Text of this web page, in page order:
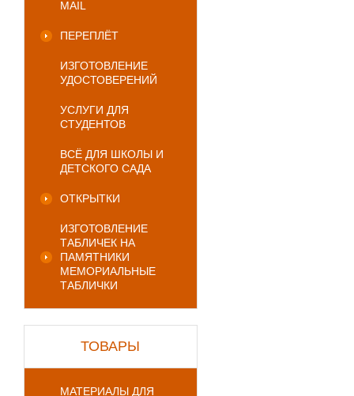
MAIL
ПЕРЕПЛЁТ
ИЗГОТОВЛЕНИЕ
УДОСТОВЕРЕНИЙ
УСЛУГИ ДЛЯ
СТУДЕНТОВ
ВСЁ ДЛЯ ШКОЛЫ И
ДЕТСКОГО САДА
ОТКРЫТКИ
ИЗГОТОВЛЕНИЕ
ТАБЛИЧЕК НА
ПАМЯТНИКИ
МЕМОРИАЛЬНЫЕ
ТАБЛИЧКИ
ТОВАРЫ
МАТЕРИАЛЫ ДЛЯ